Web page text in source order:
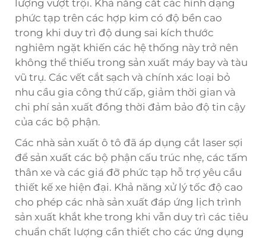
lượng vượt trội. Khả năng cắt các hình dạng
phức tạp trên các hợp kim có độ bền cao
trong khi duy trì độ dung sai kích thước
nghiêm ngặt khiến các hệ thống này trở nên
không thể thiếu trong sản xuất máy bay và tàu
vũ trụ. Các vết cắt sạch và chính xác loại bỏ
nhu cầu gia công thứ cấp, giảm thời gian và
chi phí sản xuất đồng thời đảm bảo độ tin cậy
của các bộ phận.
Các nhà sản xuất ô tô đã áp dụng cắt laser sợi
để sản xuất các bộ phận cấu trúc nhẹ, các tấm
thân xe và các giá đỡ phức tạp hỗ trợ yêu cầu
thiết kế xe hiện đại. Khả năng xử lý tốc độ cao
cho phép các nhà sản xuất đáp ứng lịch trình
sản xuất khắt khe trong khi vẫn duy trì các tiêu
chuẩn chất lượng cần thiết cho các ứng dụng